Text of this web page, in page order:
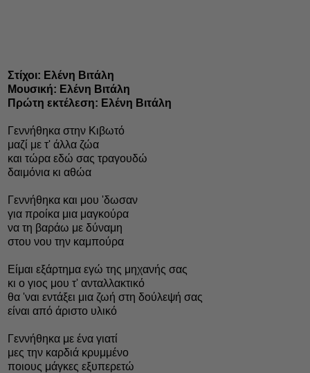
Στίχοι: Ελένη Βιτάλη
Μουσική: Ελένη Βιτάλη
Πρώτη εκτέλεση: Ελένη Βιτάλη
Γεννήθηκα στην Κιβωτό
μαζί με τ' άλλα ζώα
και τώρα εδώ σας τραγουδώ
δαιμόνια κι αθώα
Γεννήθηκα και μου 'δωσαν
για προίκα μια μαγκούρα
να τη βαράω με δύναμη
στου νου την καμπούρα
Είμαι εξάρτημα εγώ της μηχανής σας
κι ο γιος μου τ' ανταλλακτικό
θα 'ναι εντάξει μια ζωή στη δούλεψή σας
είναι από άριστο υλικό
Γεννήθηκα με ένα γιατί
μες την καρδιά κρυμμένο
ποιους μάγκες εξυπερετώ